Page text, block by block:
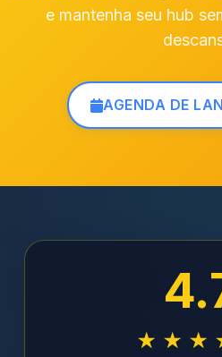
e mantenha seu hub
AGENDA DE